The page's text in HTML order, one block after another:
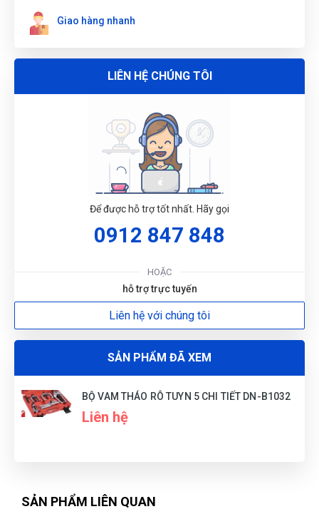
Giao hàng nhanh
LIÊN HỆ CHÚNG TÔI
Để được hỗ trợ tốt nhất. Hãy gọi
0912 847 848
HOẶC
hỗ trợ trực tuyến
Liên hệ với chúng tôi
SẢN PHẨM ĐÃ XEM
BỘ VAM THÁO RÔ TUYN 5 CHI TIẾT DN-B1032
Liên hệ
SẢN PHẨM LIÊN QUAN